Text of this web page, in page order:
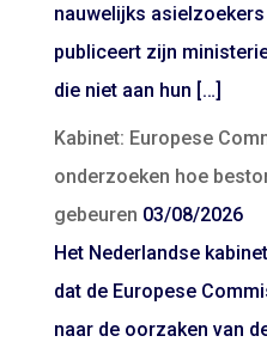
nauwelijks
publiceert zijn
die niet aan hun […]
Kabinet: Europese
onderzoeken hoe
gebeuren 03/08/2026
Het Nederlandse
dat de Europese
naar de oorzaken van